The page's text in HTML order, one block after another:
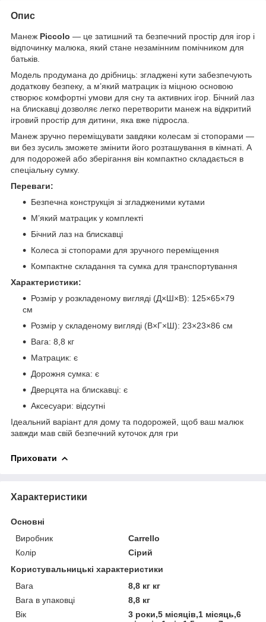
Опис
Манеж Piccolo — це затишний та безпечний простір для ігор і
відпочинку малюка, який стане незамінним помічником для
батьків.
Модель продумана до дрібниць: згладжені кути забезпечують
додаткову безпеку, а м’який матрацик із міцною основою
створює комфортні умови для сну та активних ігор. Бічний лаз
на блискавці дозволяє легко перетворити манеж на відкритий
ігровий простір для дитини, яка вже підросла.
Манеж зручно переміщувати завдяки колесам зі стопорами —
ви без зусиль зможете змінити його розташування в кімнаті. А
для подорожей або зберігання він компактно складається в
спеціальну сумку.
Переваги:
Безпечна конструкція зі згладженими кутами
М’який матрацик у комплекті
Бічний лаз на блискавці
Колеса зі стопорами для зручного переміщення
Компактне складання та сумка для транспортування
Характеристики:
Розмір у розкладеному вигляді (Д×Ш×В): 125×65×79
см
Розмір у складеному вигляді (В×Г×Ш): 23×23×86 см
Вага: 8,8 кг
Матрацик: є
Дорожня сумка: є
Дверцята на блискавці: є
Аксесуари: відсутні
Ідеальний варіант для дому та подорожей, щоб ваш малюк
завжди мав свій безпечний куточок для гри
Приховати
Характеристики
Основні
Виробник
Carrello
Колір
Сірий
Користувальницькі характеристики
Вага
8,8 кг кг
Вага в упаковці
8,8 кг
Вік
3 роки,5 місяців,1 місяць,6